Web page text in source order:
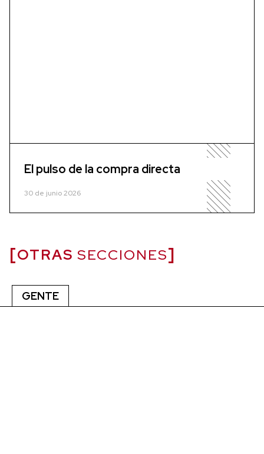
El pulso de la compra directa
30 de junio 2026
OTRAS SECCIONES
GENTE